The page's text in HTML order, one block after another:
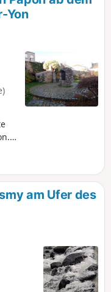
zu
Yon
am Ufer des